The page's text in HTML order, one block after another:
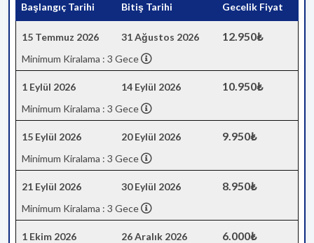
Başlangıç Tarihi Bitiş Tarihi Gecelik Fiyat
15 Temmuz 2026 31 Ağustos 2026 12.950₺
Minimum Kiralama : 3 Gece
1 Eylül 2026 14 Eylül 2026 10.950₺
Minimum Kiralama : 3 Gece
15 Eylül 2026 20 Eylül 2026 9.950₺
Minimum Kiralama : 3 Gece
21 Eylül 2026 30 Eylül 2026 8.950₺
Minimum Kiralama : 3 Gece
1 Ekim 2026 26 Aralık 2026 6.000₺